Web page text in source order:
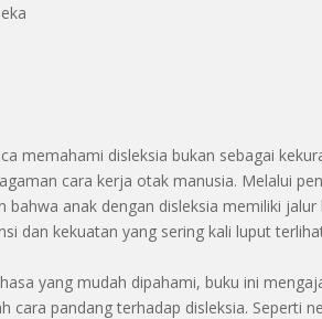
memahami disleksia bukan sebagai
cara kerja otak manusia. Melalui
bahwa anak dengan disleksia memiliki jalur
dan kekuatan yang sering kali luput
yang mudah dipahami, buku ini
cara pandang terhadap disleksia. Seperti